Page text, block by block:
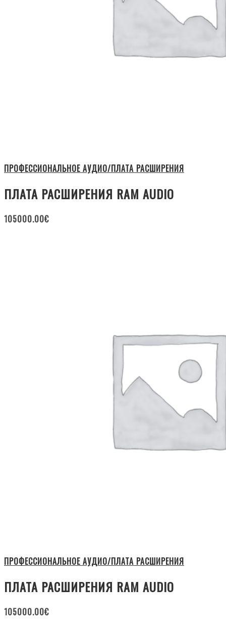
ПРОФЕССИОНАЛЬНОЕ АУДИО/ПЛАТА РАСШИРЕНИЯ
ПЛАТА РАСШИРЕНИЯ RAM AUDIO
105000.00€
ПРОФЕССИОНАЛЬНОЕ АУДИО/ПЛАТА РАСШИРЕНИЯ
ПЛАТА РАСШИРЕНИЯ RAM AUDIO
105000.00€